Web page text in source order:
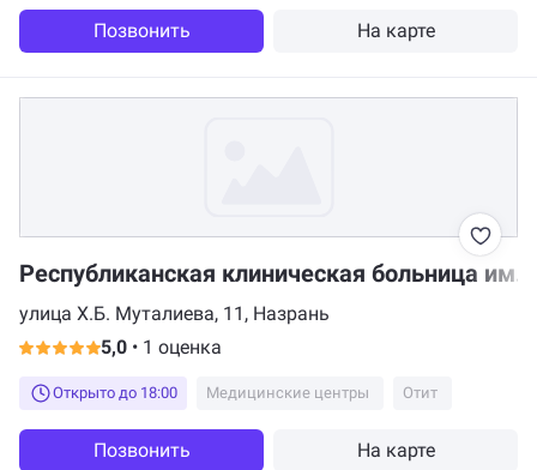
Позвонить На карте
Республиканская клиническая больница
улица Х.Б. Муталиева, 11, Назрань
5,0 • 1 оценка
Открыто до 18:00 Медицинские центры Отит
Позвонить На карте